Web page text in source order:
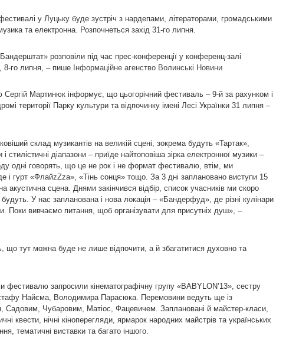
у Луцьку буде зустріч з нардепами, літераторами, громадськими
та електронна. Розпочнеться захід 31-го липня.
розповіли під час прес-конференції у конференц-залі
8-го липня, – пише Інформаційне агенство Волинські Новини
Мартинюк інформує, що цьогорічний фестиваль – 9-й за рахунком і
території Парку культури та відпочинку імені Лесі Українки 31 липня –
склад музикантів на великій сцені, зокрема будуть «Тартак»,
діапазони – приїде найтоповіша зірка електронної музики –
одні говорять, що це не рок і не формат фестивалю, втім, ми
і гурт «ФлайzZzа», «Тінь сонця» тощо. За 3 дні заплановано виступи 15
акустична сцена. Днями закінчився відбір, список учасників ми скоро
У нас запланована і нова локація – «Бандерфуд», де різні кулінари
Поки вивчаємо питання, щоб організувати для присутніх душ», –
що тут можна буде не лише відпочити, а й збагатитися духовно та
фестивалю запросили кінематографічну групу «BABYLON’13», сестру
Найєма, Володимира Парасюка. Перемовини ведуть ще із
Садовим, Чубаровим, Матіос, Фацевичем. Заплановані й майстер-класи,
квести, нічні кіноперегляди, ярмарок народних майстрів та українських
тематичні виставки та багато іншого.